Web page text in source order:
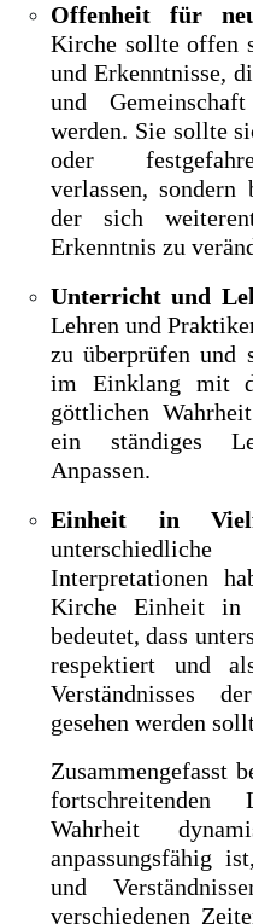
Offenheit für
Kirche sollte offen
und Erkenntnisse,
und
werden. Sie sollte
oder
verlassen,
der sich
Erkenntnis zu
Unterricht und
Lehren und
zu überprüfen und
im Einklang mit
göttlichen
ein ständiges
Anpassen.
Einheit in
Interpretationen
Kirche Einheit in
bedeutet, dass
respektiert und
Verständnisses
gesehen werden
Zusammengefasst
Wahrheit
anpassungsfähig
und
verschiedenen